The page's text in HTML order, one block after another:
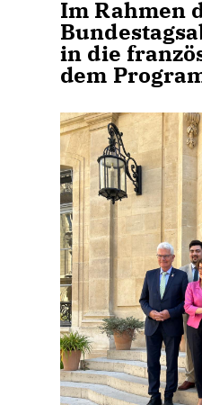
Im Rahmen
in die
dem